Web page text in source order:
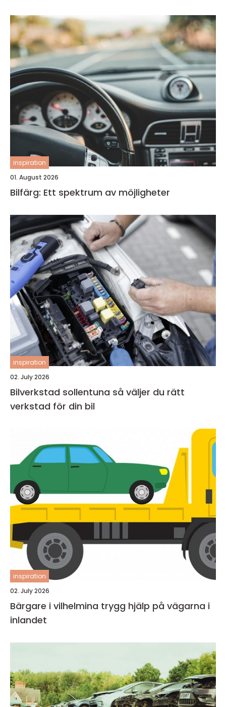
inspiration
01. August 2026
Bilfärg: Ett spektrum av möjligheter
inspiration
02. July 2026
Bilverkstad sollentuna så väljer du rätt
verkstad för din bil
inspiration
02. July 2026
Bärgare i vilhelmina trygg hjälp på vägarna i
inlandet